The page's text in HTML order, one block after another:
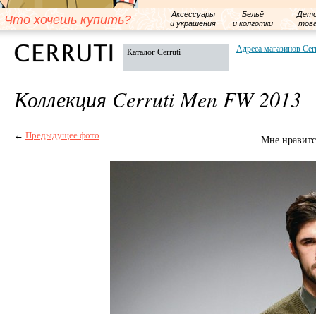
Что хочешь купить?
Аксессуары
и украшения
Бельё
и колготки
Каталог Cerruti Адреса магазинов
Коллекция Cerruti Men FW 2013
← Предыдущее фото Мне